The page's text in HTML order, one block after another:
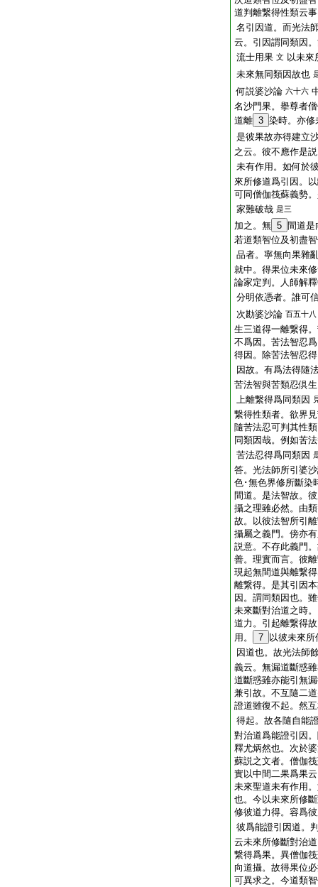
道判離繋得性類云
名引因道。而光法
云。引因謂同類因
流士用果 文 以未來
未來無同類因故也
何説婆沙論 六十六
名沙門果。擧尊者
道離 3 染時。亦修
是彼果故亦得建立
之云。彼不應作是
未有作用。如何於
來所修道爲引因。
可同僧伽筏蘇義勢
家難破哉 是三
加之。無 5 間道是
若道類智位及初盡
品者。寧無向果雜
就中。得果位未來
論家定判。人師解
分明依憑者。誰可
次勘婆沙論 百五十八
生三道得一離繋得
不爲因。苦法智忍
得因。除苦法智忍
因故。有爲法得隨
苦法智與苦類忍倶
上離繋得爲同類因
繋得性類者。欲界
隨苦法忍可判其性
同類因哉。例如苦
苦法忍得爲同類因
答。光法師所引婆
色･無色界修所斷染
間道。是法智故。
攝之理雖必然。由
故。以彼法智所引
攝屬之義門。傍亦
説意。不存此義門
善。理實而言。彼
現起無間道與離繋
離繋得。是其引因
因。謂同類因也。
未來斷對治道之時
道力。引起離繋得
用。
7
以彼未來
因道也。故光法師
義云。無漏道斷惑
道斷惑雖亦能引無
兼引故。不互隨二
證道雖復不起。然
得起。故各隨自能
對治道爲能證引因
釋尤炳然也。次於
蘇説之文者。僧伽
實以中間二果爲果
未來聖道未有作用
也。今以未來所修
修彼道力得。容爲
彼爲能證引因道。
云未來所修斷對治
繋得爲果。異僧伽
向道攝。故得果位
可異求之。今道類